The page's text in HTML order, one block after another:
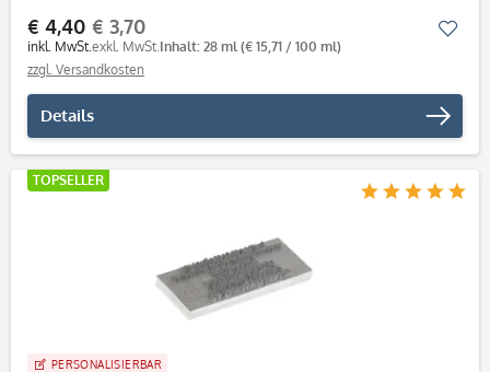
€ 4,40
inkl. MwSt.
€ 3,70
exkl. MwSt.Inhalt: 28 ml (€ 15,71 / 100 ml)
zzgl. Versandkosten
Details
TOPSELLER
PERSONALISIERBAR